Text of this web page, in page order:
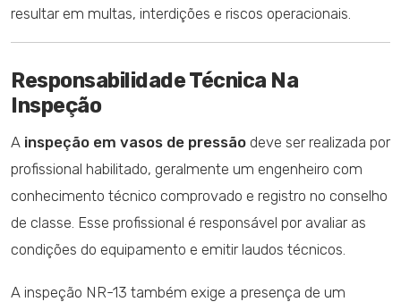
resultar em multas, interdições e riscos operacionais.
Responsabilidade Técnica Na
Inspeção
A inspeção em vasos de pressão deve ser realizada por
profissional habilitado, geralmente um engenheiro com
conhecimento técnico comprovado e registro no conselho
de classe. Esse profissional é responsável por avaliar as
condições do equipamento e emitir laudos técnicos.
A inspeção NR-13 também exige a presença de um